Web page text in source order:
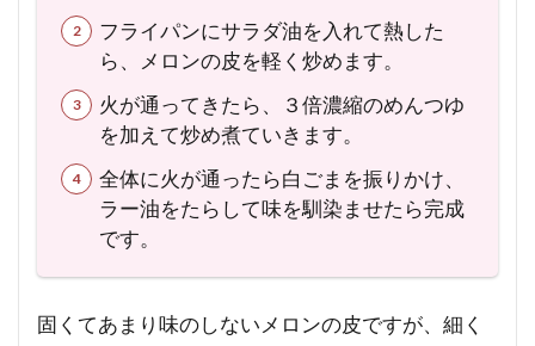
の
皮
と
パ
ン
キ
5
フライパンにサラダ油を入れて熱した
ら、メロンの皮を軽く炒めます。
火が通ってきたら、３倍濃縮のめんつゆ
を加えて炒め煮ていきます。
全体に火が通ったら白ごまを振りかけ、
ラー油をたらして味を馴染ませたら完成
です。
固くてあまり味のしないメロンの皮ですが、細く